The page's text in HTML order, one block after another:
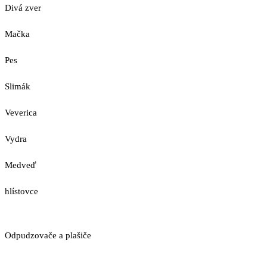
Divá zver
Mačka
Pes
Slimák
Veverica
Vydra
Medveď
hlístovce
Odpudzovače a plašiče